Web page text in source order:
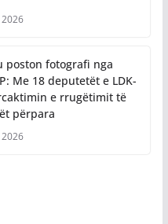
poston fotografi nga
Me 18 deputetët e LDK-
e rrugëtimit të
përpara